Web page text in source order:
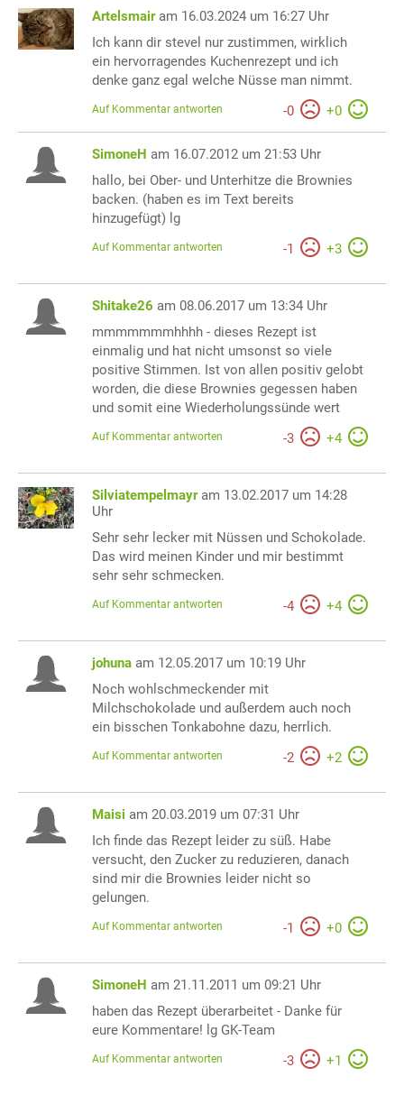
Artelsmair am 16.03.2024 um 16:27 Uhr
Ich kann dir stevel nur zustimmen, wirklich
ein hervorragendes Kuchenrezept und ich
denke ganz egal welche Nüsse man nimmt.
-0 +0
Auf Kommentar antworten
SimoneH am 16.07.2012 um 21:53 Uhr
hallo, bei Ober- und Unterhitze die Brownies
backen. (haben es im Text bereits
hinzugefügt) lg
-1 +3
Auf Kommentar antworten
Shitake26 am 08.06.2017 um 13:34 Uhr
mmmmmmmhhhh - dieses Rezept ist
einmalig und hat nicht umsonst so viele
positive Stimmen. Ist von allen positiv gelobt
worden, die diese Brownies gegessen haben
und somit eine Wiederholungssünde wert
-3 +4
Auf Kommentar antworten
Silviatempelmayr am 13.02.2017 um 14:28
Uhr
Sehr sehr lecker mit Nüssen und Schokolade.
Das wird meinen Kinder und mir bestimmt
sehr sehr schmecken.
-4 +4
Auf Kommentar antworten
johuna am 12.05.2017 um 10:19 Uhr
Noch wohlschmeckender mit
Milchschokolade und außerdem auch noch
ein bisschen Tonkabohne dazu, herrlich.
-2 +2
Auf Kommentar antworten
Maisi am 20.03.2019 um 07:31 Uhr
Ich finde das Rezept leider zu süß. Habe
versucht, den Zucker zu reduzieren, danach
sind mir die Brownies leider nicht so
gelungen.
-1 +0
Auf Kommentar antworten
SimoneH am 21.11.2011 um 09:21 Uhr
haben das Rezept überarbeitet - Danke für
eure Kommentare! lg GK-Team
-3 +1
Auf Kommentar antworten